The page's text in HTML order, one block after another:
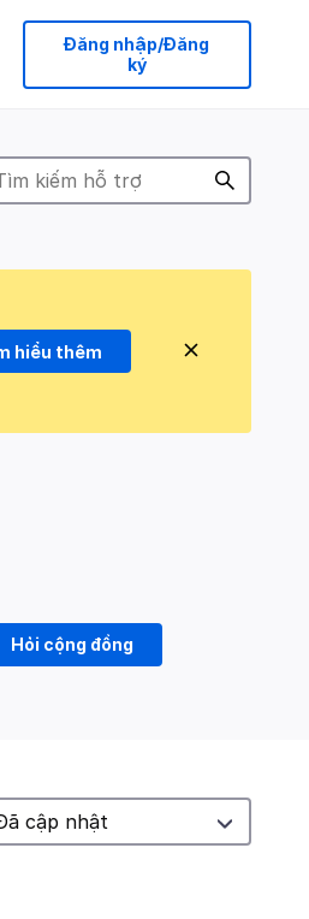
Đăng nhập/Đăng
ký
hiểu thêm
Hỏi cộng đồng